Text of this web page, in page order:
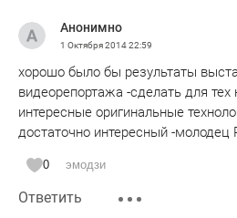
Анонимно
1 Октября 201422:59
хорошо было бы результаты
видеорепортажа -сделать для
интересные оригинальные
достаточно интересный -молодец
0 эмодзи
Ответить